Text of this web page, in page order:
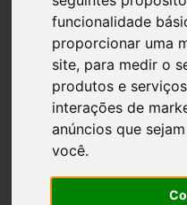
funcionalidade
proporcionar uma
site, para medir o
produtos e
interações de
anúncios que
você.